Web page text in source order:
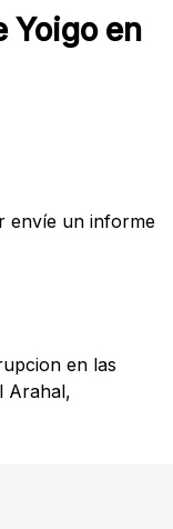
Yoigo en
envíe un informe
en las
Arahal,